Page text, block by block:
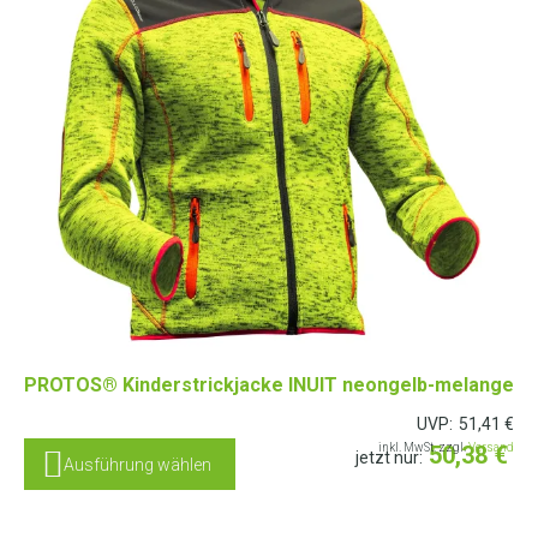
PROTOS® Kinderstrickjacke INUIT neongelb-melange
UVP: 51,41 €
jetzt nur: 50,38€
inkl. MwSt. zzgl.Versand
Ausführung wählen